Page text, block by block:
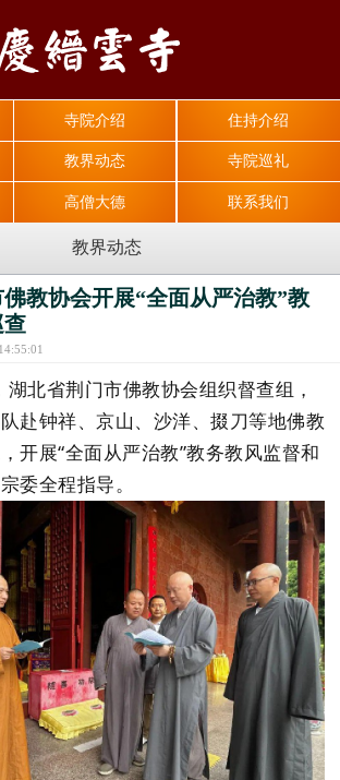
寺院介绍 住持介绍
教界动态 寺院巡礼
高僧大德 联系我们
教界动态
教协会开展“全面从严治教”教
查
北省荆门市佛教协会组织督查组，
赴钟祥、京山、沙洋、掇刀等地佛教
开展“全面从严治教”教务教风监督和
委全程指导。